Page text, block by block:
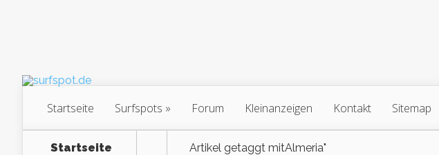
Startseite Surfspots Forum Kleinanzeigen Kontakt Sitemap
Startseite Artikel getaggt mitAlmeria"